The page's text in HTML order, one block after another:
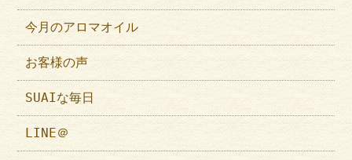
今月のアロマオイル
お客様の声
SUAIな毎日
LINE＠